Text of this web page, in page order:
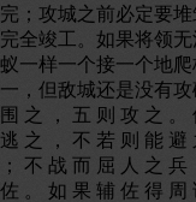
完；攻城之前必定要
完全竣工。如果将领
蚁一样一个接一个地
一，但敌城还是没有
围 之 ， 五 则 攻 之
逃 之 ， 不 若 则 能 避
； 不 战 而 屈 人 之
佐 。 如 果 辅 佐 得 周